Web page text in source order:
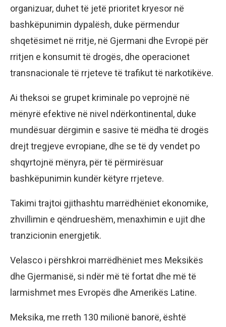
organizuar, duhet të jetë prioritet kryesor në
bashkëpunimin dypalësh, duke përmendur
shqetësimet në rritje, në Gjermani dhe Evropë për
rritjen e konsumit të drogës, dhe operacionet
transnacionale të rrjeteve të trafikut të narkotikëve.
Ai theksoi se grupet kriminale po veprojnë në
mënyrë efektive në nivel ndërkontinental, duke
mundësuar dërgimin e sasive të mëdha të drogës
drejt tregjeve evropiane, dhe se të dy vendet po
shqyrtojnë mënyra, për të përmirësuar
bashkëpunimin kundër këtyre rrjeteve.
Takimi trajtoi gjithashtu marrëdhëniet ekonomike,
zhvillimin e qëndrueshëm, menaxhimin e ujit dhe
tranzicionin energjetik.
Velasco i përshkroi marrëdhëniet mes Meksikës
dhe Gjermanisë, si ndër më të fortat dhe më të
larmishmet mes Evropës dhe Amerikës Latine.
Meksika, me rreth 130 milionë banorë, është